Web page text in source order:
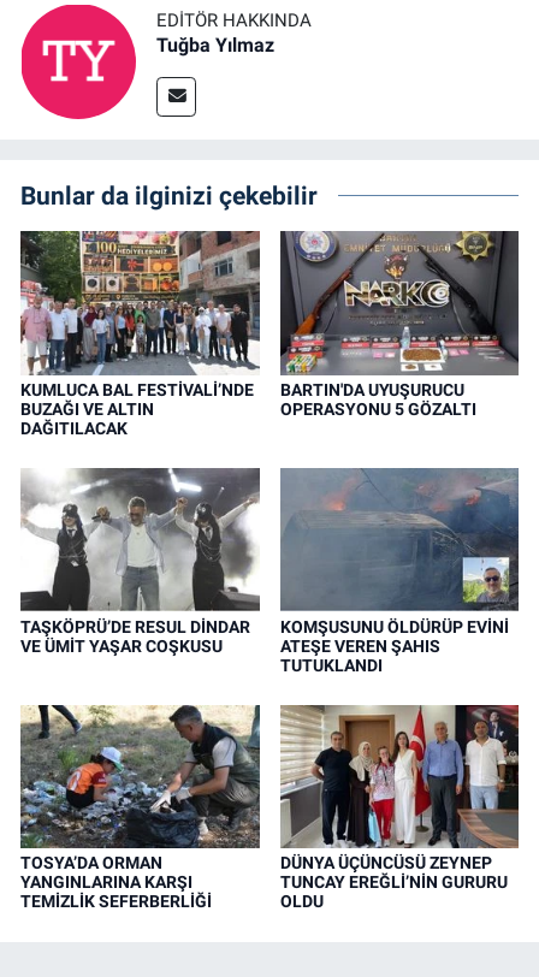
EDITÖR HAKKINDA
Tuğba Yılmaz
Bunlar da ilginizi çekebilir
KUMLUCA BAL FESTİVALİ’NDE
BUZAĞI VE ALTIN
DAĞITILACAK
BARTIN'DA UYUŞURUCU
OPERASYONU 5 GÖZALTI
TAŞKÖPRÜ’DE RESUL DİNDAR
VE ÜMİT YAŞAR COŞKUSU
KOMŞUSUNU ÖLDÜRÜP EVİNİ
ATEŞE VEREN ŞAHIS
TUTUKLANDI
TOSYA’DA ORMAN
YANGINLARINA KARŞI
TEMİZLİK SEFERBERLİĞİ
DÜNYA ÜÇÜNCÜSÜ ZEYNEP
TUNCAY EREĞLİ’NİN GURURU
OLDU